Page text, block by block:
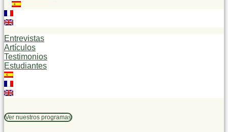
Entrevistas
Artículos
Testimonios
Estudiantes
Ver nuestros programas